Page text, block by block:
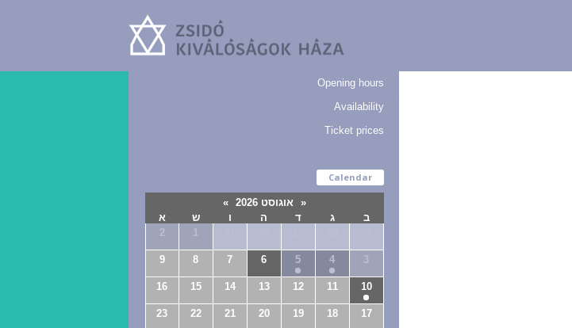
Opening hours
Availability
Ticket prices
Calendar
« אוגוסט 2026
»
ב
ג ד ה ו ש
א
2
3
4
5
6
7
8
9
10
11
12
13
14
15
16
17
18
19
20
21
22
23